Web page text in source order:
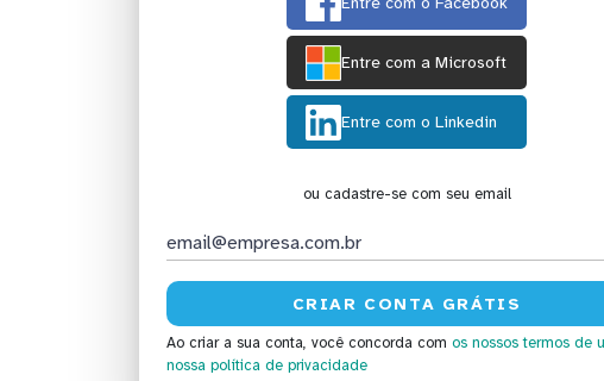
Entre com a Microsoft
Entre com o Linkedin
ou cadastre-se com seu email
Ao criar a sua conta, você concorda com os nossos termos de
nossa política de privacidade